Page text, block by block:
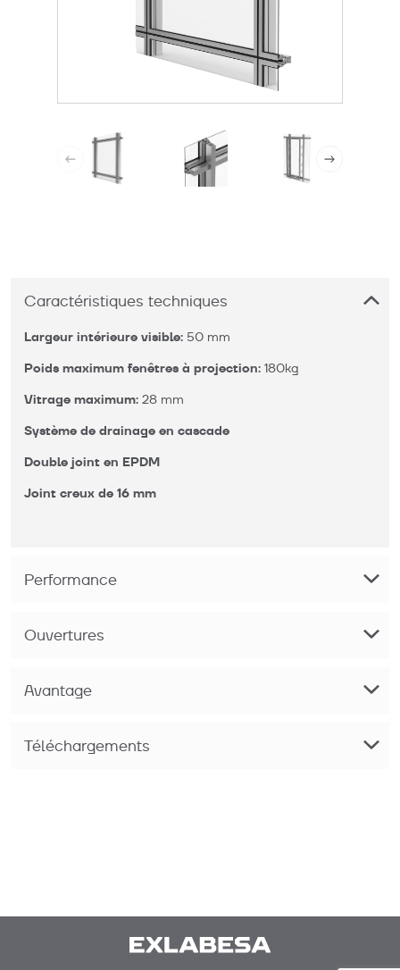
Caractéristiques techniques
Largeur intérieure visible: 50 mm
Poids maximum fenêtres à projection: 180kg
Vitrage maximum: 28 mm
Système de drainage en cascade
Double joint en EPDM
Joint creux de 16 mm
Performance
Ouvertures
Avantage
Téléchargements